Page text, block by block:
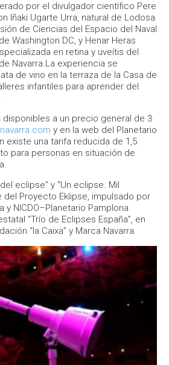
por el divulgador científico Pere
Iñaki Ugarte Urra, natural de Lodosa
de Ciencias del Espacio del Naval
Washington DC, y Henar Heras
en retina y uveítis del
Navarra.La experiencia se
de vino en la terraza de la Casa de
infantiles para aprender del
disponibles a un precio general de 3
y en la web del Planetario
existe una tarifa reducida de 1,5
para personas en situación de
eclipse” y “Un eclipse. Mil
del Proyecto Eklipse, impulsado por
y NICDO–Planetario Pamplona
“Trío de Eclipses España”, en
“la Caixa” y Marca Navarra.